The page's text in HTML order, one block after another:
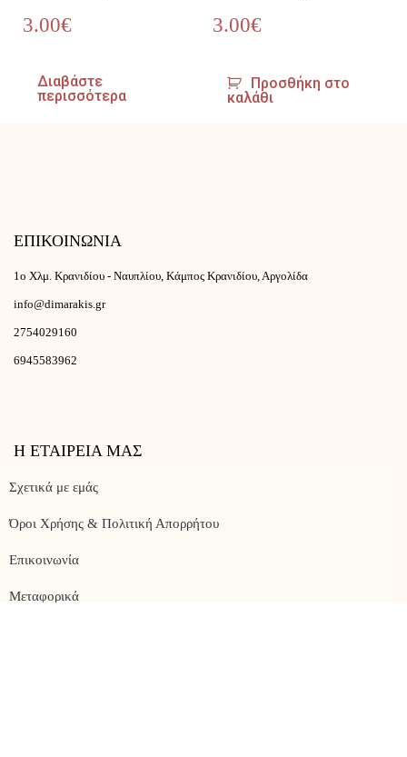
3.00€
Διαβάστε
περισσότερα
3.00€
Προσθήκη στο
καλάθι
ΕΠΙΚΟΙΝΩΝΙΑ
1ο Χλμ. Κρανιδίου - Ναυπλίου, Κάμπος Κρανιδίου, Αργολίδα
info@dimarakis.gr
2754029160
6945583962
Η ΕΤΑΙΡΕΙΑ ΜΑΣ
Σχετικά με εμάς
Όροι Χρήσης & Πολιτική Απορρήτου
Επικοινωνία
Μεταφορικά